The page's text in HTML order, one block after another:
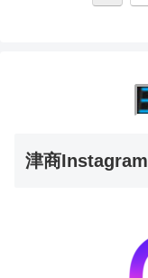
津商Instagram